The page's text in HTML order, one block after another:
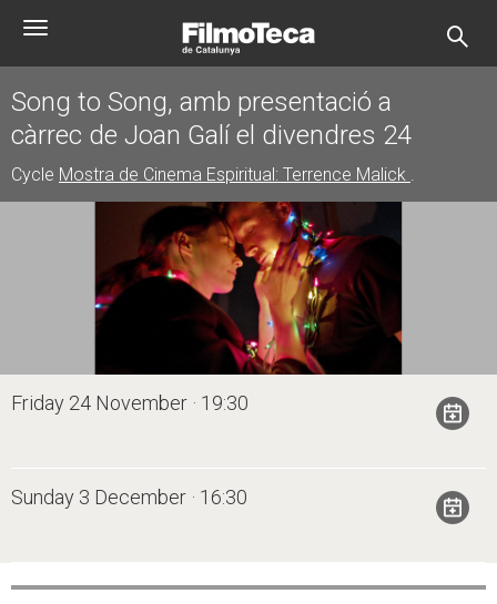
Toggle
Song to Song, amb presentació a
càrrec de Joan Galí el divendres 24
Cycle Mostra de Cinema Espiritual: Terrence Malick .
Friday 24 November · 19:30
Sunday 3 December · 16:30